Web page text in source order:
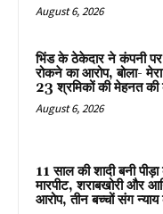
August 6, 2026
भिंड के ठेकेदार ने कंपनी
रोकने का आरोप, बोला-
23 श्रमिकों की मेहनत की
August 6, 2026
11 साल की शादी बनी
मारपीट, शराबखोरी और
आरोप, तीन बच्चों संग न्याय